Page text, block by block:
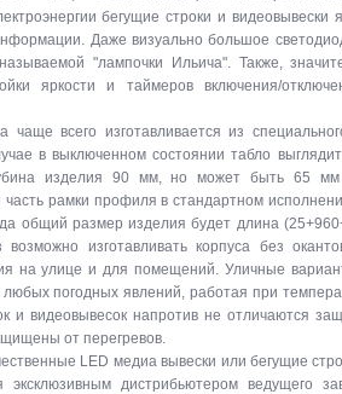
бегущие строки и видеовывески
Даже визуально большое
"лампочки Ильича". Также,
яркости и таймеров включения/
всего изготавливается из
в выключенном состоянии табло
изделия 90 мм, но может быть 65
рамки профиля в стандартном
общий размер изделия будет длина
изготавливать корпуса без
на улице и для помещений. Уличные
погодных явлений, работая при
и видеовывесок напротив не отличаются
от перегревов.
LED медиа вывески или бегущие
дистрибьютером ведущего